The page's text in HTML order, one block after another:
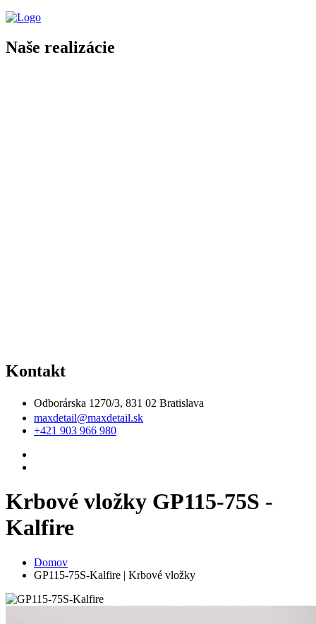
Naše realizácie
Kontakt
Odborárska 1270/3, 831 02 Bratislava
maxdetail@maxdetail.sk
+421 903 966 980
Krbové vložky GP115-75S -
Kalfire
Domov
GP115-75S-Kalfire | Krbové vložky